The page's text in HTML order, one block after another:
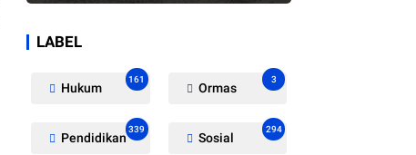
LABEL
Hukum
161
Ormas
3
Pendidikan
339
Sosial
294